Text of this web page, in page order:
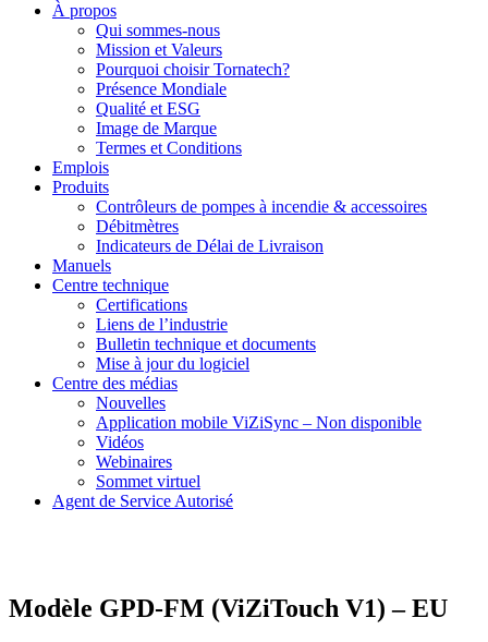
À propos
Qui sommes-nous
Mission et Valeurs
Pourquoi choisir Tornatech?
Présence Mondiale
Qualité et ESG
Image de Marque
Termes et Conditions
Emplois
Produits
Contrôleurs de pompes à incendie & accessoires
Débitmètres
Indicateurs de Délai de Livraison
Manuels
Centre technique
Certifications
Liens de l’industrie
Bulletin technique et documents
Mise à jour du logiciel
Centre des médias
Nouvelles
Application mobile ViZiSync – Non disponible
Vidéos
Webinaires
Sommet virtuel
Agent de Service Autorisé
Modèle GPD-FM (ViZiTouch V1) – EU